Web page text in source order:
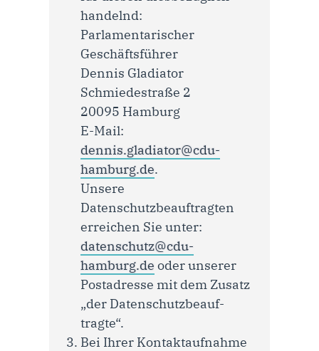
handelnd:
Parlamentarischer
Geschäftsführer
Dennis Gladiator
Schmiedestraße 2
20095 Hamburg
E-Mail:
dennis.gladiator@cdu-
hamburg.de.
Unsere
Datenschutzbeauftragten
erreichen Sie unter:
datenschutz@cdu-
hamburg.de oder unserer
Postadresse mit dem Zusatz
„der Daten­schutz­beauf­
tragte“.
Bei Ihrer Kontaktaufnahme